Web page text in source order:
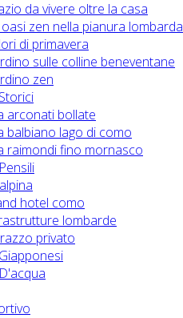
da vivere oltre la casa
zen nella pianura lombarda
di primavera
sulle colline beneventane
zen
arconati bollate
balbiano lago di como
raimondi fino mornasco
hotel como
lombarde
privato